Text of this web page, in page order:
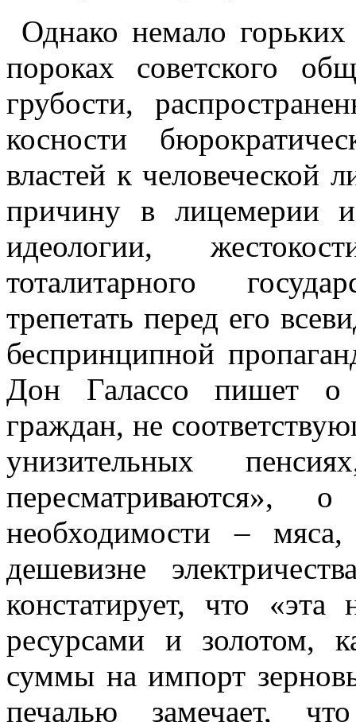
Однако немало
пороках советского
грубости,
косности
властей к человеческой
причину в лицемерии
идеологии,
тоталитарного
трепетать перед его
беспринципной
Дон Галассо пишет о
граждан, не
унизительных
пересматриваются»,
необходимости –
дешевизне
констатирует, что
ресурсами и золотом,
суммы на импорт
печалью замечает,